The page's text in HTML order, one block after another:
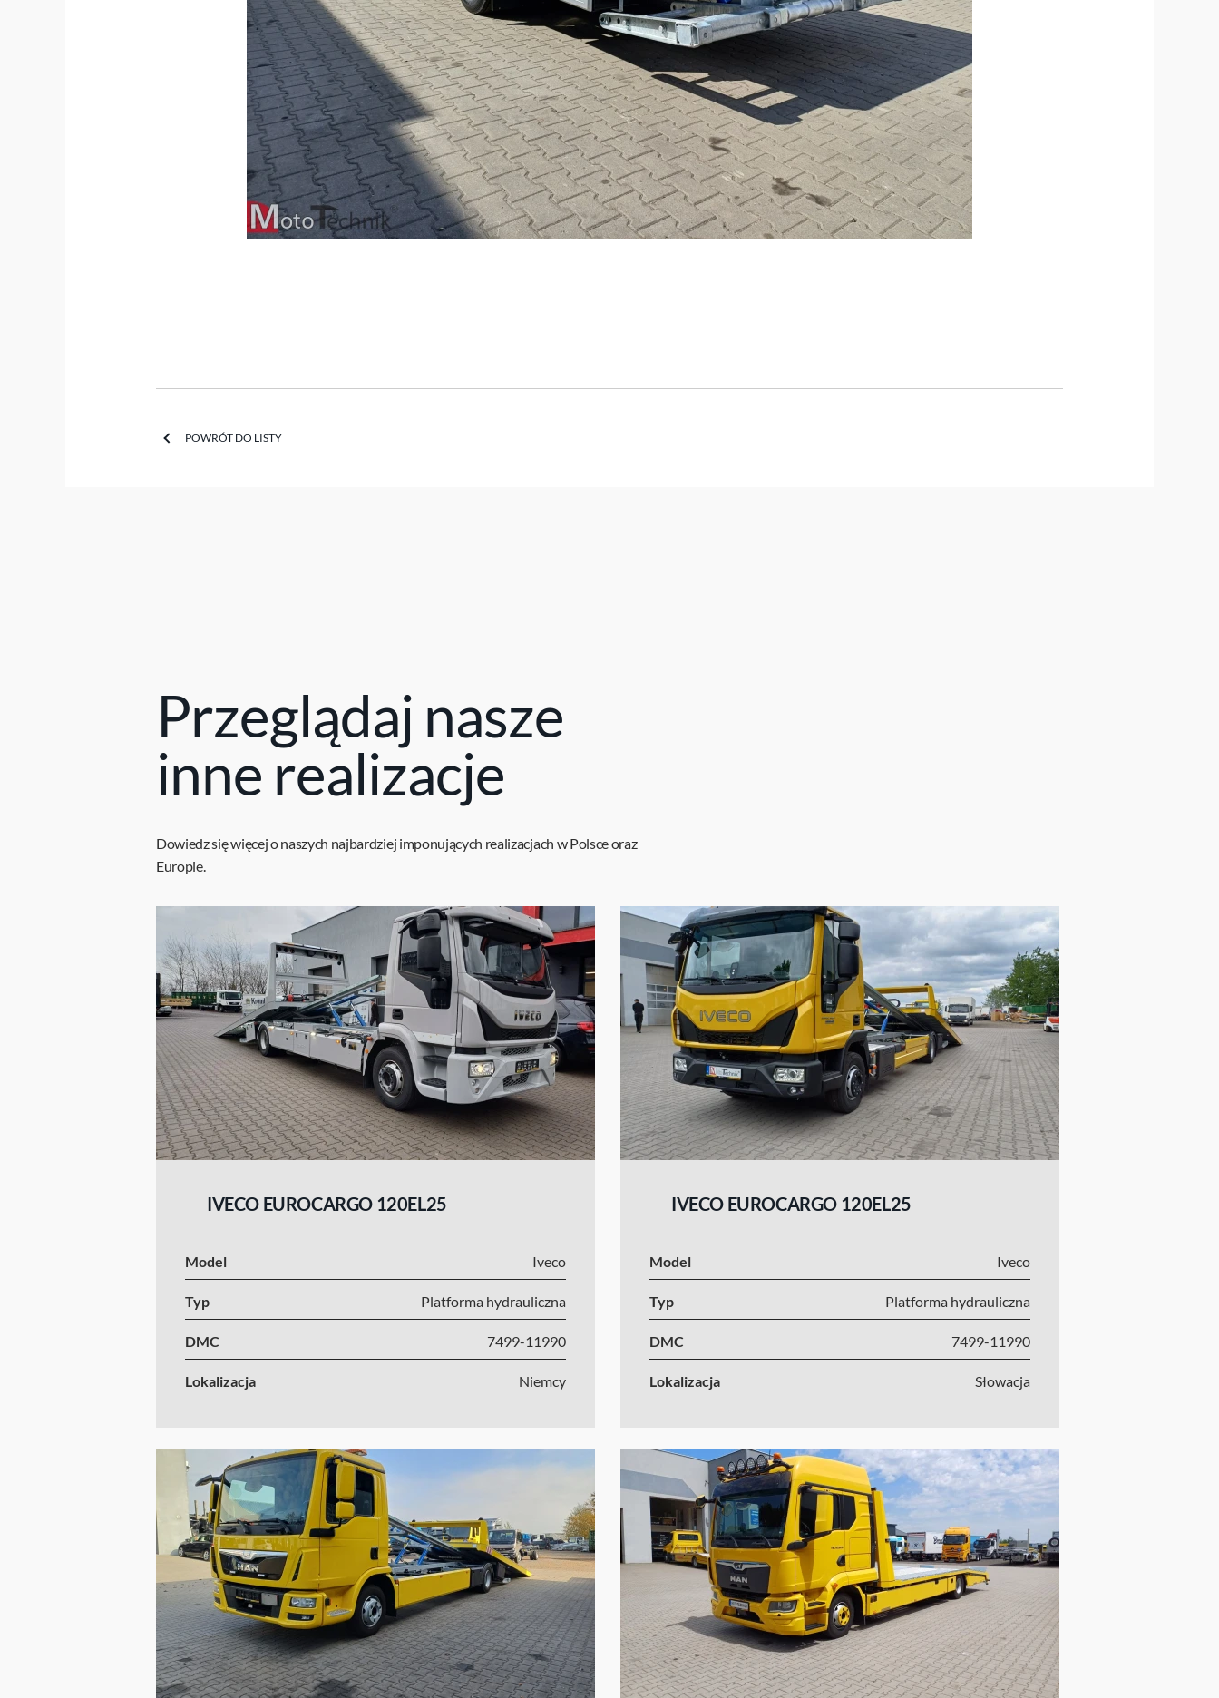
POWRÓT DO LISTY
Przeglądaj nasze
inne realizacje
Dowiedz się więcej o naszych najbardziej imponujących realizacjach w Polsce oraz
Europie.
IVECO EUROCARGO 120EL25
Model Iveco
Typ Platforma hydrauliczna
DMC 7499-11990
Lokalizacja Niemcy
IVECO EUROCARGO 120EL25
Model Iveco
Typ Platforma hydrauliczna
DMC 7499-11990
Lokalizacja Słowacja